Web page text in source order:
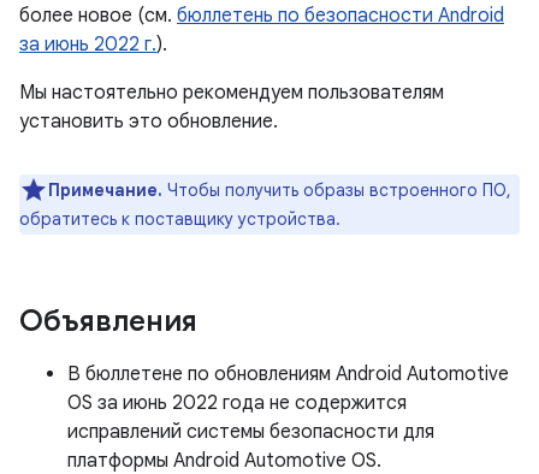
более новое (см. бюллетень по безопасности Android
за июнь 2022 г.).
Мы настоятельно рекомендуем пользователям
установить это обновление.
Примечание. Чтобы получить образы встроенного ПО,
обратитесь к поставщику устройства.
Объявления
В бюллетене по обновлениям Android Automotive
OS за июнь 2022 года не содержится
исправлений системы безопасности для
платформы Android Automotive OS.